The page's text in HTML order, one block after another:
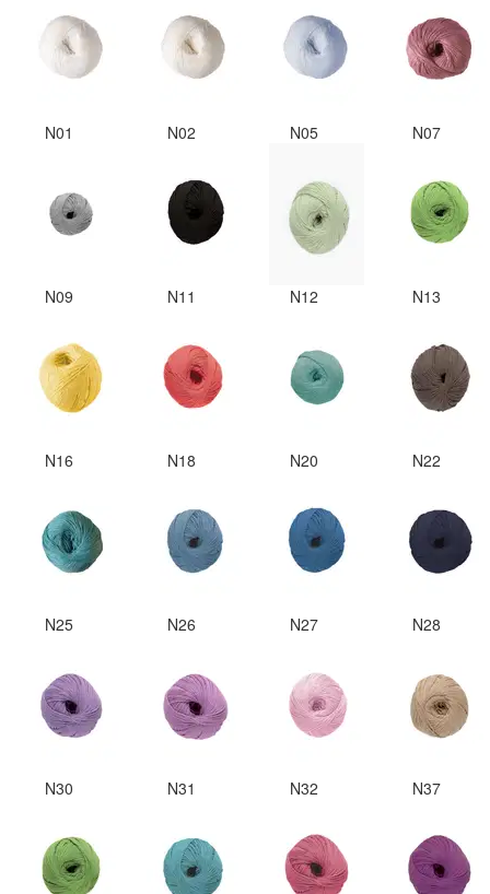
N01 N02 N05 N07
N09 N11 N12 N13
N16 N18 N20 N22
N25 N26 N27 N28
N30 N31 N32 N37